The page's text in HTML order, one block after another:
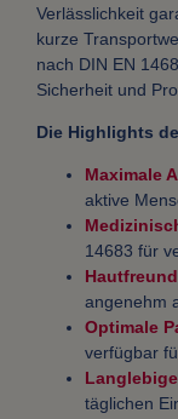
Verlässlichkeit
kurze
nach DIN EN
Sicherheit und
Die Highlights
Maximale
aktive
14683 für
angenehm
Optimale
verfügbar
täglichen